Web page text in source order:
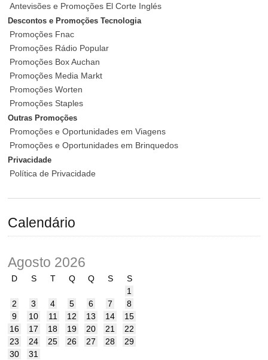
Antevisões e Promoções El Corte Inglés
Descontos e Promoções Tecnologia
Promoções Fnac
Promoções Rádio Popular
Promoções Box Auchan
Promoções Media Markt
Promoções Worten
Promoções Staples
Outras Promoções
Promoções e Oportunidades em Viagens
Promoções e Oportunidades em Brinquedos
Privacidade
Política de Privacidade
Calendário
Agosto 2026
D S T Q Q S
S
1
2
3 4 5 6 7
8
9
10 11 12 13 14
15
16
17 18 19 20 21
22
23
24 25 26 27 28
29
30
31